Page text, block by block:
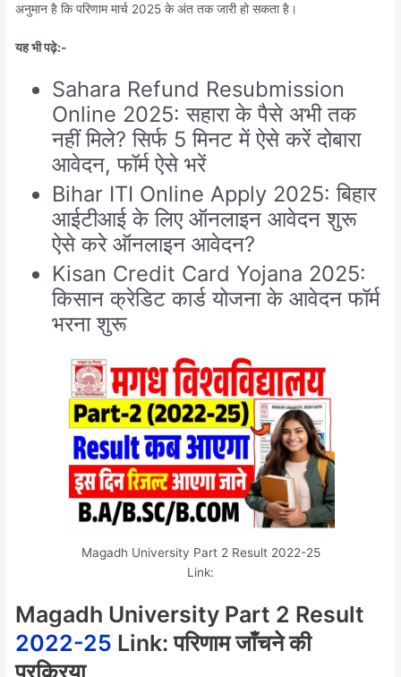
अनुमान है कि परिणाम मार्च 2025 के अंत तक जारी हो सकता है।
यह भी पढ़े:-
Sahara Refund Resubmission
Online 2025: सहारा के पैसे अभी तक
नहीं मिले? सिर्फ 5 मिनट में ऐसे करें दोबारा
आवेदन, फॉर्म ऐसे भरें
Bihar ITI Online Apply 2025: बिहार
आईटीआई के लिए ऑनलाइन आवेदन शुरू
ऐसे करे ऑनलाइन आवेदन?
Kisan Credit Card Yojana 2025:
किसान क्रेडिट कार्ड योजना के आवेदन फॉर्म
भरना शुरू
Magadh University Part 2 Result 2022-25
Link:
Magadh University Part 2 Result
2022-25 Link: परिणाम जाँचने की